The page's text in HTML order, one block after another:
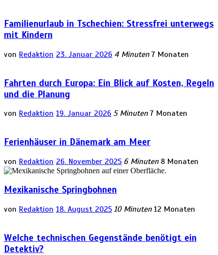
Familienurlaub in Tschechien: Stressfrei unterwegs
mit Kindern
von Redaktion 23. Januar 2026 4 Minuten 7 Monaten
Fahrten durch Europa: Ein Blick auf Kosten, Regeln
und die Planung
von Redaktion 19. Januar 2026 5 Minuten 7 Monaten
Ferienhäuser in Dänemark am Meer
von Redaktion 26. November 2025 6 Minuten 8 Monaten
Mexikanische Springbohnen
von Redaktion 18. August 2025 10 Minuten 12 Monaten
Welche technischen Gegenstände benötigt ein
Detektiv?